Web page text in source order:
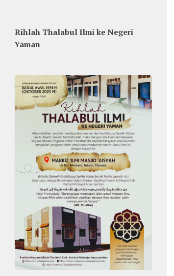
Rihlah Thalabul Ilmi ke Negeri
Yaman